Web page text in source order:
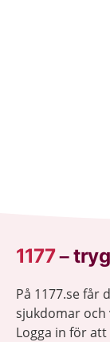
1177–
På 1177.se får
sjukdomar och
Logga in för